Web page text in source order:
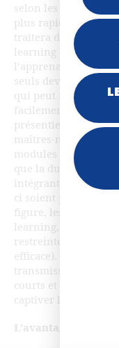
selon les objectifs
plus rapide par
traitera du même
learning ciblent les
l’apprenant. En
seuls devant leurs
qui peut mener à un
facilement
présentiel.
maîtres-mots pour
modules e-learning
que la durée des
intégrante des
ci soient percutants
figure, les modules
learning, dont la
restreinte (10
efficace). Pour ces
transmissifs, il est
courts et des
captiver l’auditoire
L’avantage de la